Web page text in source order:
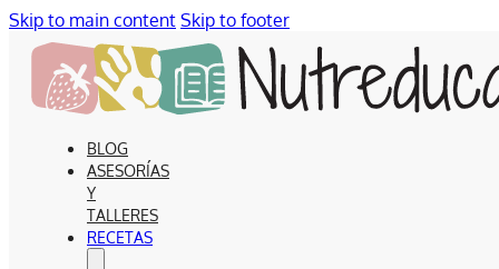
Skip to main content Skip to footer
BLOG
ASESORÍAS
Y
TALLERES
RECETAS